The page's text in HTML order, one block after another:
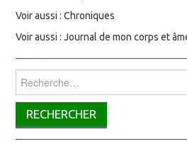
Voir aussi : Chroniques
Voir aussi : Journal de mon corps et
Rechercher :